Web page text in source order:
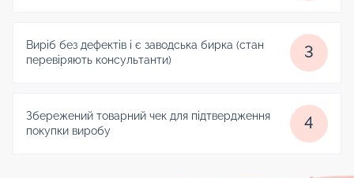
Виріб без дефектів і є заводська бирка (стан
перевіряють консультанти)
3
Збережений товарний чек для підтвердження
покупки виробу
4